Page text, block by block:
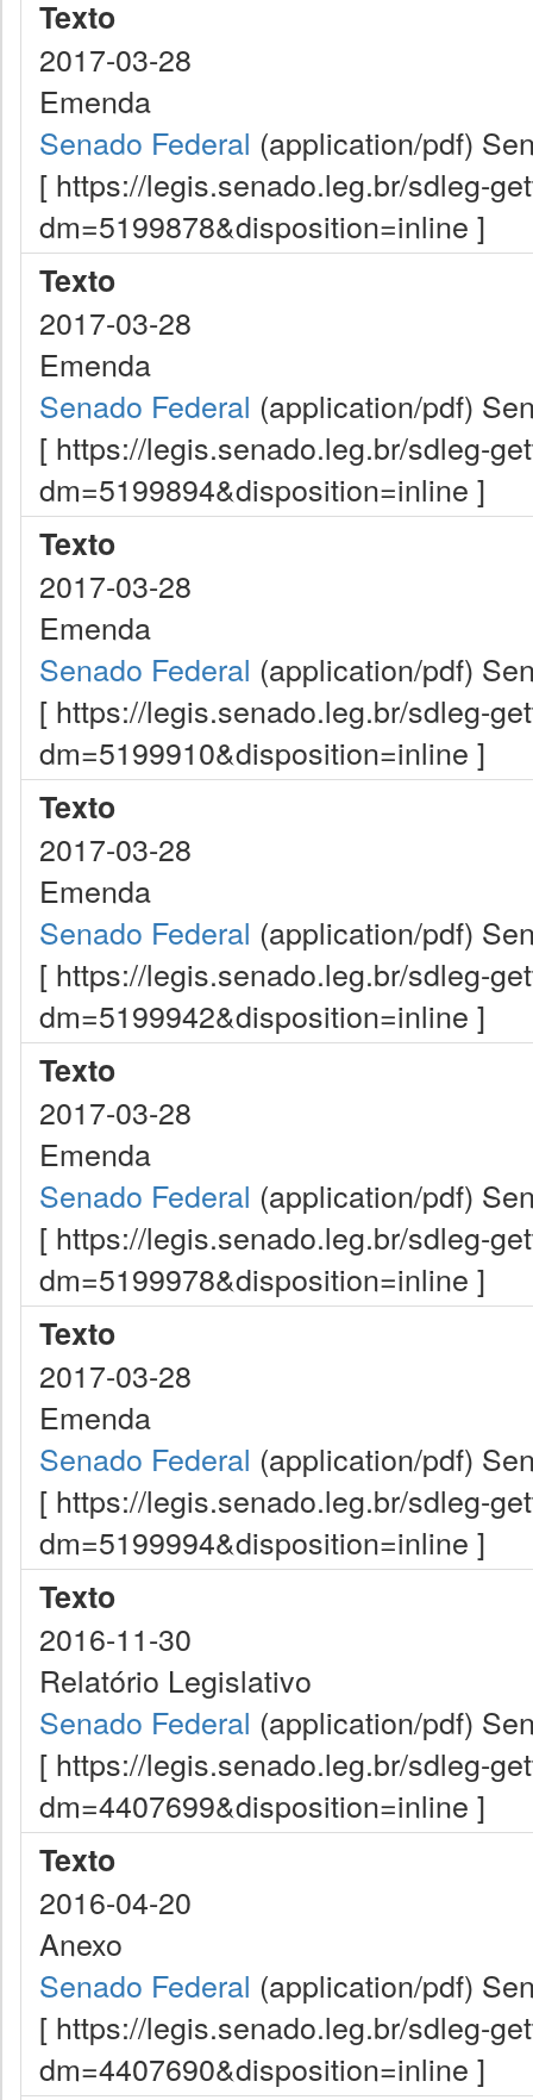
Texto
2017-03-28
Emenda
Senado Federal (application/pdf)
[ https://legis.senado.leg.br/sdleg-
dm=5199878&disposition=inline ]
Texto
2017-03-28
Emenda
Senado Federal (application/pdf)
[ https://legis.senado.leg.br/sdleg-
dm=5199894&disposition=inline ]
Texto
2017-03-28
Emenda
Senado Federal (application/pdf)
[ https://legis.senado.leg.br/sdleg-
dm=5199910&disposition=inline ]
Texto
2017-03-28
Emenda
Senado Federal (application/pdf)
[ https://legis.senado.leg.br/sdleg-
dm=5199942&disposition=inline ]
Texto
2017-03-28
Emenda
Senado Federal (application/pdf)
[ https://legis.senado.leg.br/sdleg-
dm=5199978&disposition=inline ]
Texto
2017-03-28
Emenda
Senado Federal (application/pdf)
[ https://legis.senado.leg.br/sdleg-
dm=5199994&disposition=inline ]
Texto
2016-11-30
Relatório Legislativo
Senado Federal (application/pdf)
[ https://legis.senado.leg.br/sdleg-
dm=4407699&disposition=inline ]
Texto
2016-04-20
Anexo
Senado Federal (application/pdf)
[ https://legis.senado.leg.br/sdleg-
dm=4407690&disposition=inline ]